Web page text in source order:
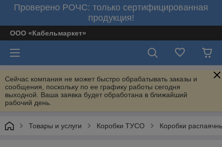
Проверено РОЧС: только сертифицированная
продукция!
ООО «Кабельмаркет»
Сейчас компания не может быстро обрабатывать заказы и
сообщения, поскольку по ее графику работы сегодня
выходной. Ваша заявка будет обработана в ближайший
рабочий день.
Товары и услуги Коробки ТУСО Коробки